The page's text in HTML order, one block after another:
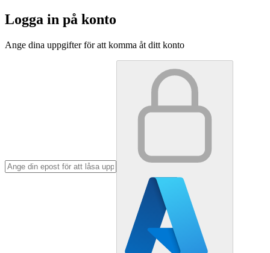
Logga in på konto
Ange dina uppgifter för att komma åt ditt konto